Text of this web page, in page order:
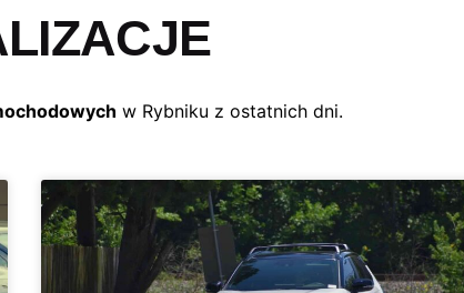
w Rybniku z ostatnich dni.